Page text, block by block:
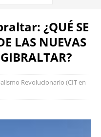
¿QUÉ SE
LAS NUEVAS
Revolucionario (CIT en